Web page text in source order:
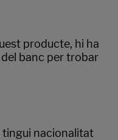
producte, hi ha
banc per trobar
tingui nacionalitat